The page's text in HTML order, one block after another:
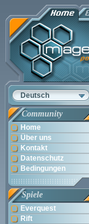
Deutsch
Community
Home
Über uns
Kontakt
Datenschutz
Bedingungen
Spiele
Everquest
Rift